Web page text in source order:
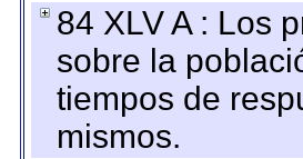
84 XLV A : Los
sobre la
tiempos de
mismos.